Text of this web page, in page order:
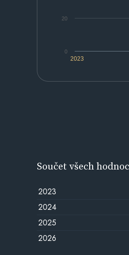
2023
0
20
Součet všech
2023
2024
2025
2026